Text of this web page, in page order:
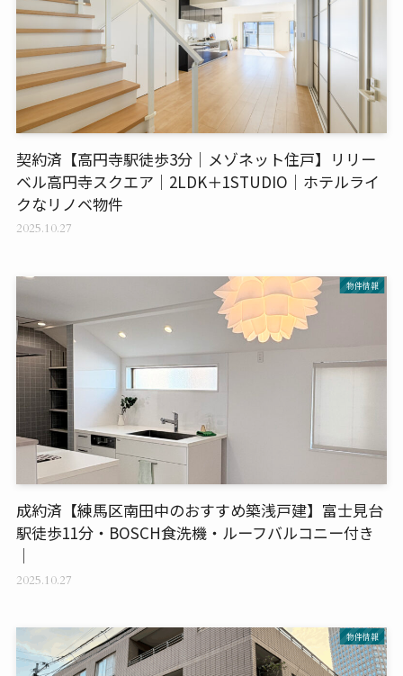
契約済【高円寺駅徒歩3分｜メゾネット住戸】リリー
ベル高円寺スクエア｜2LDK＋1STUDIO｜ホテルライ
クなリノベ物件
2025.10.27
物件情報
成約済【練馬区南田中のおすすめ築浅戸建】富士見台
駅徒歩11分・BOSCH食洗機・ルーフバルコニー付き
｜
2025.10.27
物件情報